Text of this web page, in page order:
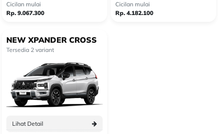
Cicilan mulai
Rp. 9.067.300
Cicilan mulai
Rp. 4.182.100
NEW XPANDER CROSS
Tersedia 2 variant
Lihat Detail